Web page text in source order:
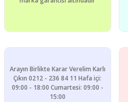
Arayın Birlikte Karar Verelim Karlı
Çıkın 0212 - 236 84 11 Hafa içi:
09:00 - 18:00 Cumartesi: 09:00 -
15:00